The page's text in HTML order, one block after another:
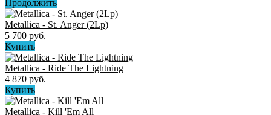
Продолжить
Metallica - St. Anger (2Lp)
5 700 руб.
Купить
Metallica - Ride The Lightning
4 870 руб.
Купить
Metallica - Kill 'Em All